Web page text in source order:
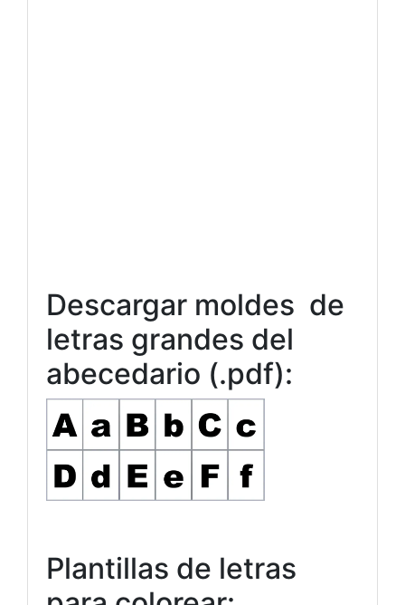
Descargar moldes de
letras grandes del
abecedario (.pdf):
Plantillas de letras